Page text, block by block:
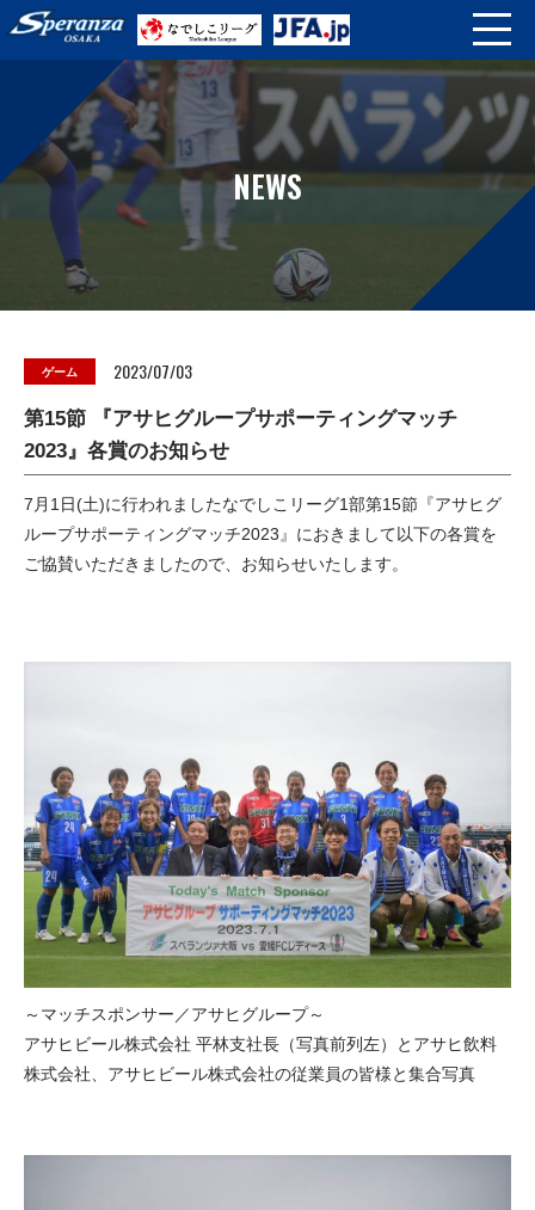
NEWS
ゲーム 2023/07/03
第15節 『アサヒグループサポーティングマッチ
2023』各賞のお知らせ
7月1日(土)に行われましたなでしこリーグ1部第15節『アサヒグ
ループサポーティングマッチ2023』におきまして以下の各賞を
ご協賛いただきましたので、お知らせいたします。
～マッチスポンサー／アサヒグループ～
アサヒビール株式会社 平林支社長（写真前列左）とアサヒ飲料
株式会社、アサヒビール株式会社の従業員の皆様と集合写真